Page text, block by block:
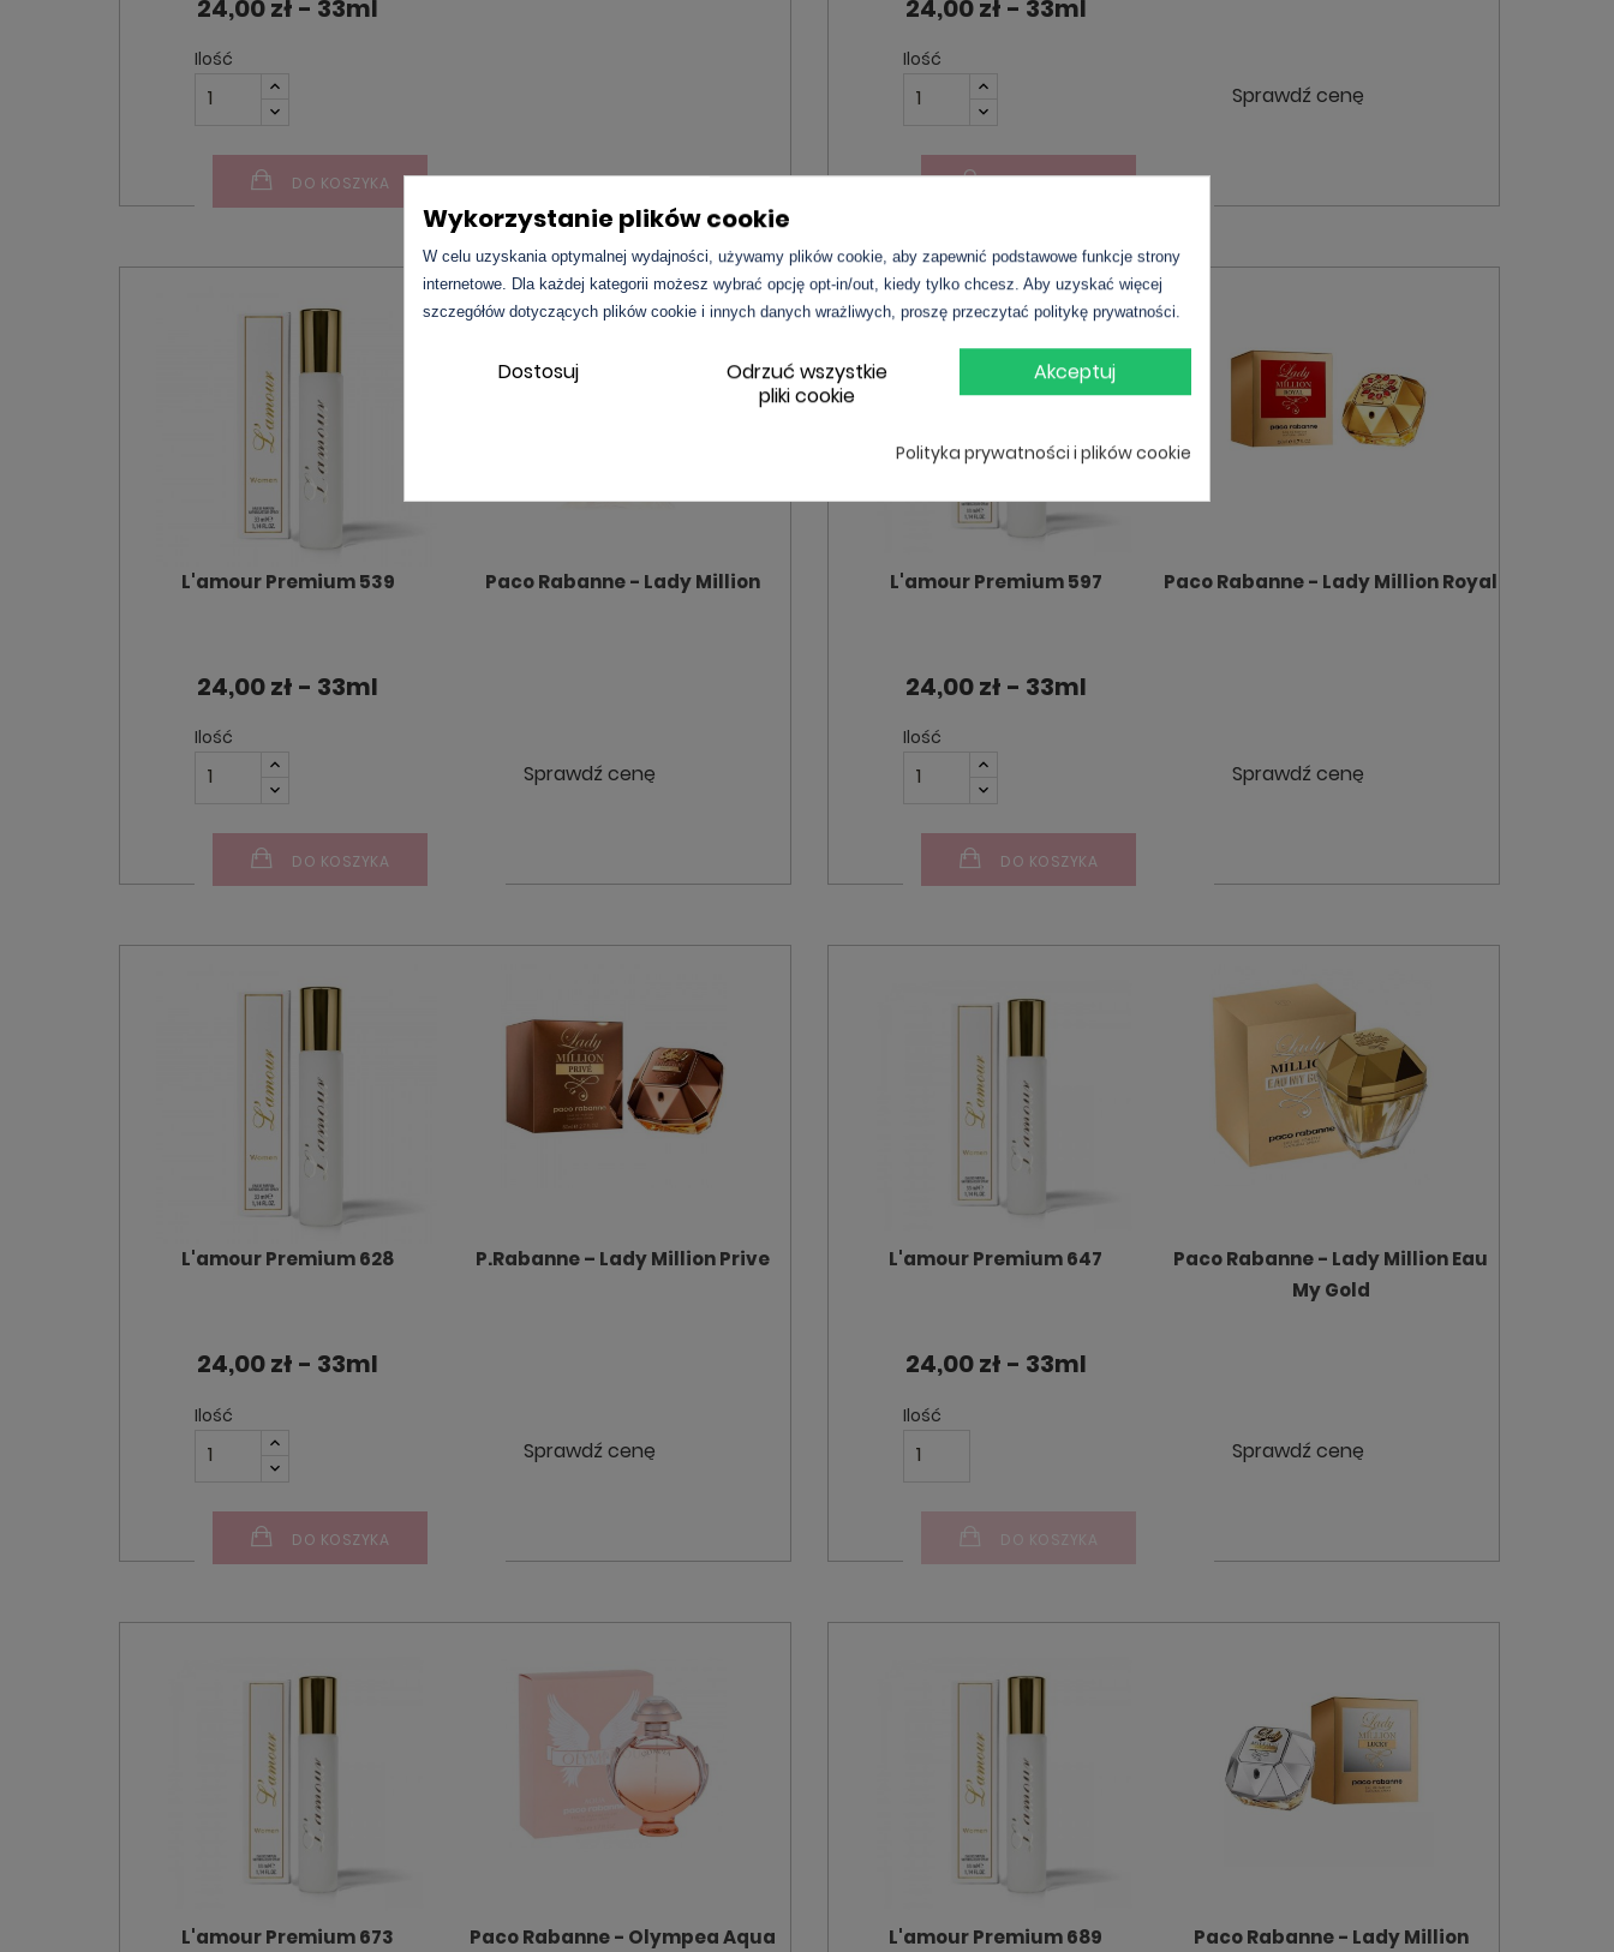
24,00 zł - 33ml
Ilość
DO KOSZYKA
24,00 zł - 33ml
Ilość
DO KOSZYKA
Sprawdź cenę
L'amour Premium 539 Paco Rabanne - Lady Million
24,00 zł - 33ml
Ilość
DO KOSZYKA
Sprawdź cenę
L'amour Premium 597 Paco Rabanne - Lady Million Royal
24,00 zł - 33ml
Ilość
DO KOSZYKA
Sprawdź cenę
L'amour Premium 628 P.Rabanne – Lady Million Prive
24,00 zł - 33ml
Ilość
DO KOSZYKA
Sprawdź cenę
L'amour Premium 647
Paco Rabanne - Lady Million Eau
My Gold
24,00 zł - 33ml
Ilość
DO KOSZYKA
Sprawdź cenę
L'amour Premium 673 Paco Rabanne - Olympea Aqua L'amour Premium 689 Paco Rabanne - Lady Million
Wykorzystanie plików cookie
W celu uzyskania optymalnej wydajności, używamy plików cookie, aby zapewnić podstawowe funkcje strony
internetowe. Dla każdej kategorii możesz wybrać opcję opt-in/out, kiedy tylko chcesz. Aby uzyskać więcej
szczegółów dotyczących plików cookie i innych danych wrażliwych, proszę przeczytać politykę prywatności.
Akceptuj
Odrzuć wszystkie
pliki cookie
Dostosuj
Polityka prywatności i plików cookie